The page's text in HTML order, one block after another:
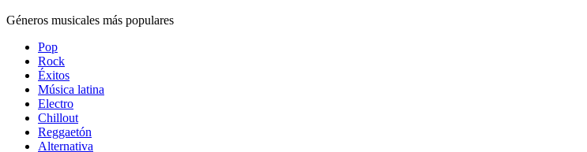
Géneros musicales más populares
Pop
Rock
Éxitos
Música latina
Electro
Chillout
Reggaetón
Alternativa